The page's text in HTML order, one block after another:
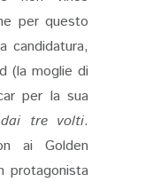
per questo
candidatura,
(la moglie di
per la sua
tre volti.
ai Golden
protagonista